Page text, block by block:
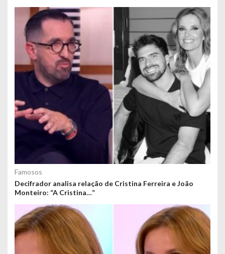
Famosos
Decifrador analisa relação de Cristina Ferreira e João
Monteiro: “A Cristina…”